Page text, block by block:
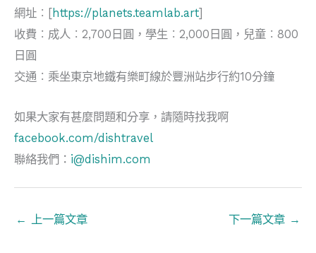
網址︰[ https://planets.teamlab.art]
收費︰成人︰2,700日圓，學生︰2,000日圓，兒童︰800
日圓
交通︰乘坐東京地鐵有樂町線於豐洲站步行約10分鐘
如果大家有甚麼問題和分享，請隨時找我啊
facebook.com/dishtravel
聯絡我們： i@dishim.com
← 上一篇文章 下一篇文章 →